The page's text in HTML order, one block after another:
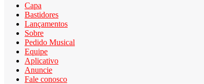
Capa
Bastidores
Lançamentos
Sobre
Pedido Musical
Equipe
Aplicativo
Anuncie
Fale conosco